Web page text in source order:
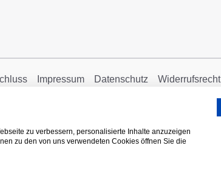
Impressum Datenschutz Widerrufsrecht
zu verbessern, personalisierte Inhalte anzuzeigen
zu den von uns verwendeten Cookies öffnen Sie die